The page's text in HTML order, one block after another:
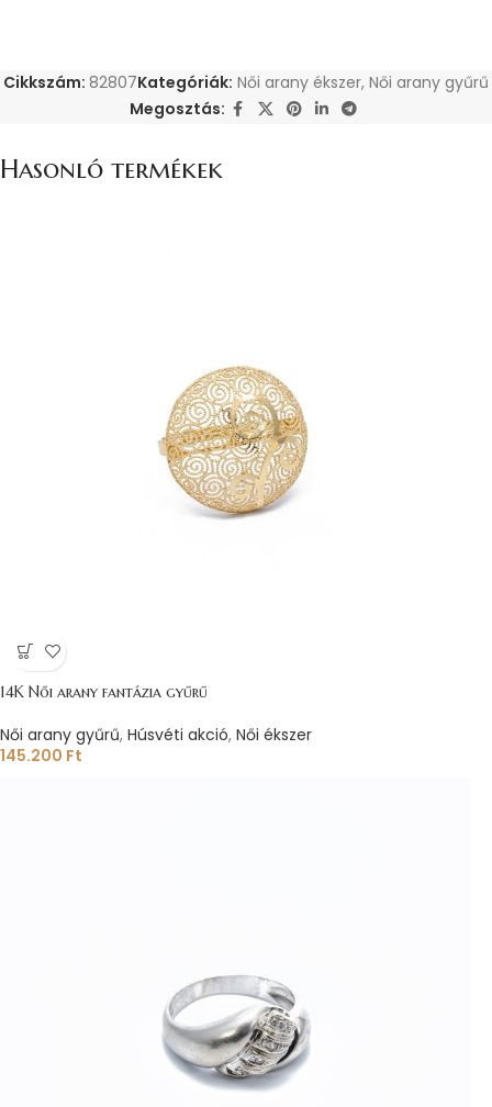
Cikkszám: 82807Kategóriák: Női arany ékszer, Női arany gyűrű
Megosztás:
Hasonló termékek
14K Női arany fantázia gyűrű
Női arany gyűrű, Húsvéti akció, Női ékszer
145.200 Ft